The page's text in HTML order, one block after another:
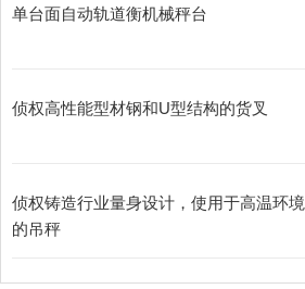
单台面自动轨道衡机械秤台
侦权高性能型材钢和U型结构的货叉
侦权铸造行业量身设计，使用于高温环境
的吊秤